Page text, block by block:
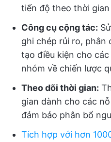
tiến độ theo thời gian
Công cụ cộng tác:
ghi chép rủi ro, phân
tạo điều kiện cho
nhóm về chiến lược
Theo dõi thời gian:
gian dành cho các
đảm bảo phân bổ
Tích hợp với hơn